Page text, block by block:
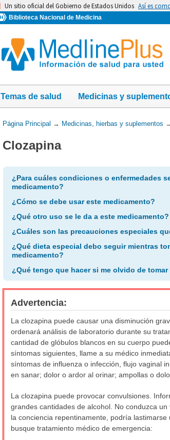
Un sitio oficial del Gobierno de Estados Unidos Así es
Biblioteca Nacional de Medicina
Temas de salud Medicinas y
Usted
aquí:
Página Principal → Medicinas, hierbas y suplementos
Clozapina
¿Para cuáles condiciones o enfermedades
medicamento?
¿Cómo se debe usar este medicamento?
¿Qué otro uso se le da a este medicamento?
¿Cuáles son las precauciones especiales
¿Qué dieta especial debo seguir mientras
medicamento?
¿Qué tengo que hacer si me olvido de
Advertencia:
La clozapina puede causar una disminución
ordenará análisis de laboratorio durante su
cantidad de glóbulos blancos en su cuerpo
síntomas siguientes, llame a su médico
síntomas de influenza o infección, flujo vaginal
en sanar; dolor o ardor al orinar; ampollas o
La clozapina puede provocar convulsiones.
grandes cantidades de alcohol. No conduzca
la conciencia repentinamente, podría
busque tratamiento médico de emergencia: